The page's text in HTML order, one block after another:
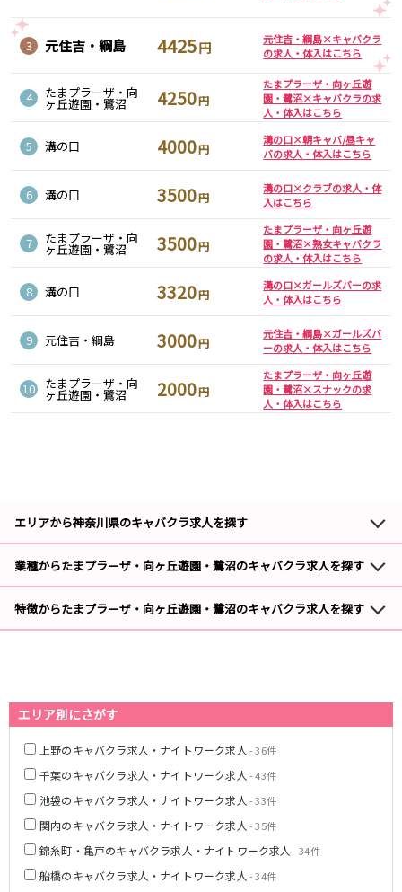
3 元住吉・綱島 4425円
元住吉・綱島×キャバクラ
の求人・体入はこちら
4 たまプラーザ・向
ヶ丘遊園・鷺沼 4250円
たまプラーザ・向ヶ丘遊
園・鷺沼×キャバクラの求
人・体入はこちら
5 溝の口 4000円
溝の口×朝キャバ/昼キャ
バの求人・体入はこちら
6 溝の口 3500円
溝の口×クラブの求人・体
入はこちら
7 たまプラーザ・向
ヶ丘遊園・鷺沼 3500円
たまプラーザ・向ヶ丘遊
園・鷺沼×熟女キャバクラ
の求人・体入はこちら
8 溝の口 3320円
溝の口×ガールズバーの求
人・体入はこちら
9 元住吉・綱島 3000円
元住吉・綱島×ガールズバ
ーの求人・体入はこちら
10 たまプラーザ・向
ヶ丘遊園・鷺沼 2000円
たまプラーザ・向ヶ丘遊
園・鷺沼×スナックの求
人・体入はこちら
エリア別にさがす
上野のキャバクラ求人・ナイトワーク求人 - 36件
千葉のキャバクラ求人・ナイトワーク求人 - 43件
池袋のキャバクラ求人・ナイトワーク求人 - 33件
関内のキャバクラ求人・ナイトワーク求人 - 35件
錦糸町・亀戸のキャバクラ求人・ナイトワーク求人 - 34件
船橋のキャバクラ求人・ナイトワーク求人 - 34件
エリアから神奈川県のキャバクラ求人を探す
関内のキャバクラ求人 - 53件
業種からたまプラーザ・向ヶ丘遊園・鷺沼のキャバクラ求人を探す
たまプラーザ・向ヶ丘遊園・鷺沼のキャバクラ体入- 3件
特徴からたまプラーザ・向ヶ丘遊園・鷺沼のキャバクラ求人を探す
目黒駅
日吉駅
JR常磐線(上野～取手)
松戸駅
綾瀬駅
南柏駅
取手駅
新松戸駅
亀有駅
北千住駅
赤坂駅
新宿三丁目駅
岩本町駅
小川町駅
森下駅
瑞江駅
一之江駅
船堀駅
菊川駅
秋葉原駅
北千住駅
つくば駅
研究学園駅
浅草駅
守谷駅
三郷中央駅
八潮駅
自由が丘駅
大井町駅
二子玉川駅
旗の台駅